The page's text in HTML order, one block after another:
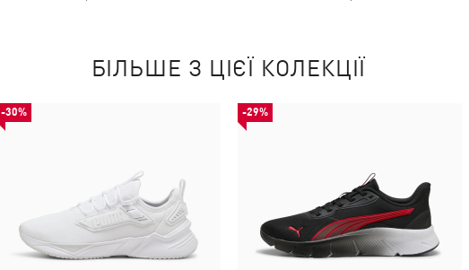
БІЛЬШЕ З ЦІЄЇ КОЛЕКЦІЇ
-30% -29%